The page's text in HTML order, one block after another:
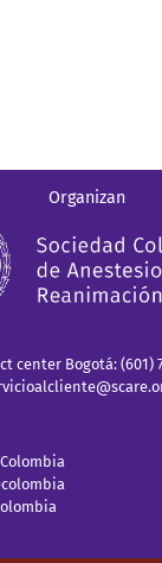
Organizan
center Bogotá: (601)